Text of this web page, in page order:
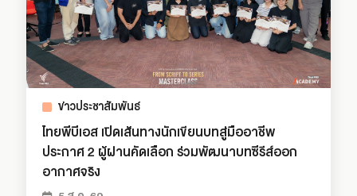
ข่าวประชาสัมพันธ์
ไทยพีบีเอส เปิดเส้นทางนักเขียนบทสู่มืออาชีพ
ประกาศ 2 ผู้ผ่านคัดเลือก ร่วมพัฒนาบทซีรีส์ออก
อากาศจริง